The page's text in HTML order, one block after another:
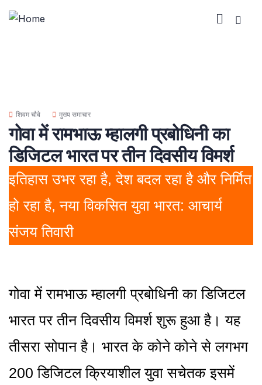
शिवम चौबे मुख्य समाचार
गोवा में रामभाऊ म्हालगी प्रबोधिनी का
डिजिटल भारत पर तीन दिवसीय विमर्श
इतिहास उभर रहा है, देश बदल रहा है और निर्मित
हो रहा है, नया विकसित युवा भारत: आचार्य
संजय तिवारी
गोवा में रामभाऊ म्हालगी प्रबोधिनी का डिजिटल
भारत पर तीन दिवसीय विमर्श शुरू हुआ है। यह
तीसरा सोपान है। भारत के कोने कोने से लगभग
200 डिजिटल क्रियाशील युवा सचेतक इसमें